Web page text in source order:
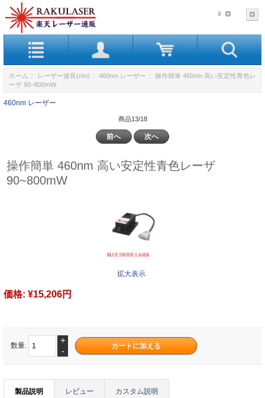
¥
ホーム :: レーザー波長(nm) :: 460nm レーザー :: 操作簡単 460nm 高い安定性青色レ
ーザ 90~800mW
460nm レーザー
商品13/18
前へ 次へ
操作簡単 460nm 高い安定性青色レーザ
90~800mW
拡大表示
価格: ¥15,206円
数量.
+
-
製品説明 レビュー カスタム説明